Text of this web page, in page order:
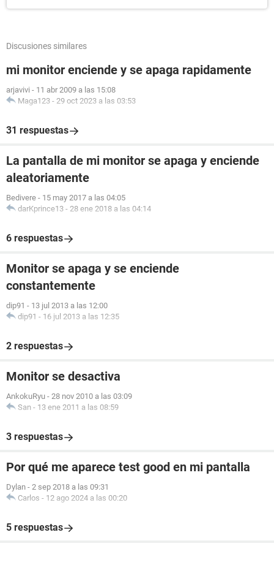
Discusiones similares
mi monitor enciende y se apaga rapidamente
arjavivi - 11 abr 2009 a las 15:08
Maga123 - 29 oct 2023 a las 03:53
31 respuestas
La pantalla de mi monitor se apaga y enciende
aleatoriamente
Bedivere - 15 may 2017 a las 04:05
darKprince13 - 28 ene 2018 a las 04:14
6 respuestas
Monitor se apaga y se enciende
constantemente
dip91 - 13 jul 2013 a las 12:00
dip91 - 16 jul 2013 a las 12:35
2 respuestas
Monitor se desactiva
AnkokuRyu - 28 nov 2010 a las 03:09
San - 13 ene 2011 a las 08:59
3 respuestas
Por qué me aparece test good en mi pantalla
Dylan - 2 sep 2018 a las 09:31
Carlos - 12 ago 2024 a las 00:20
5 respuestas